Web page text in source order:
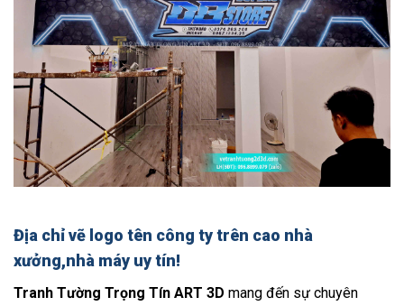
Địa chỉ vẽ logo tên công ty trên cao nhà
xưởng,nhà máy uy tín!
Tranh Tường Trọng Tín ART 3D mang đến sự chuyên